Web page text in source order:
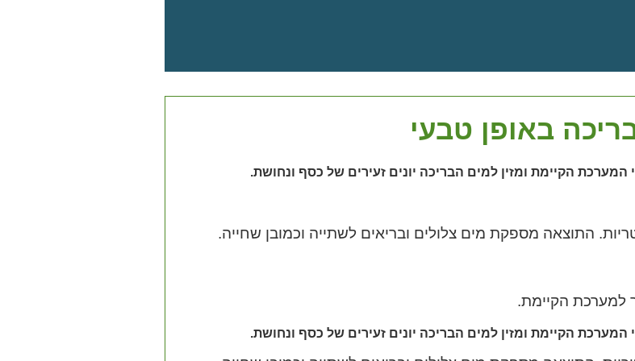
הבריאות העולמי
באופן טבעי
התוצאה מספקת מים צלולים ובריאים לשתייה וכמובן שחייה.
למערכת הקיימת.